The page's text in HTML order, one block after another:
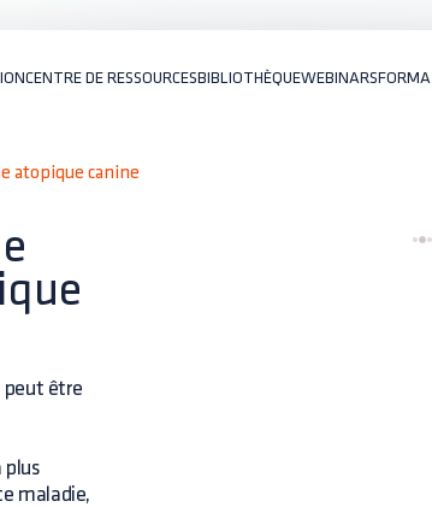
CENTRE DE RESSOURCESBIBLIOTHÈQUEWEBINARS
atopique canine
peut être
plus
maladie,